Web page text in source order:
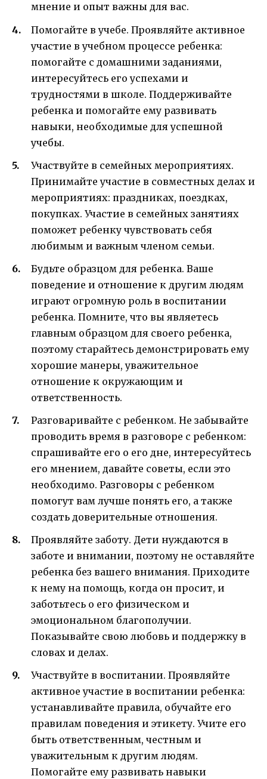
мнение и опыт важны для вас.
Помогайте в учебе. Проявляйте активное
участие в учебном процессе ребенка:
помогайте с домашними заданиями,
интересуйтесь его успехами и
трудностями в школе. Поддерживайте
ребенка и помогайте ему развивать
навыки, необходимые для успешной
учебы.
Участвуйте в семейных мероприятиях.
Принимайте участие в совместных делах и
мероприятиях: праздниках, поездках,
покупках. Участие в семейных занятиях
поможет ребенку чувствовать себя
любимым и важным членом семьи.
Будьте образцом для ребенка. Ваше
поведение и отношение к другим людям
играют огромную роль в воспитании
ребенка. Помните, что вы являетесь
главным образцом для своего ребенка,
поэтому старайтесь демонстрировать ему
хорошие манеры, уважительное
отношение к окружающим и
ответственность.
Разговаривайте с ребенком. Не забывайте
проводить время в разговоре с ребенком:
спрашивайте его о его дне, интересуйтесь
его мнением, давайте советы, если это
необходимо. Разговоры с ребенком
помогут вам лучше понять его, а также
создать доверительные отношения.
Проявляйте заботу. Дети нуждаются в
заботе и внимании, поэтому не оставляйте
ребенка без вашего внимания. Приходите
к нему на помощь, когда он просит, и
заботьтесь о его физическом и
эмоциональном благополучии.
Показывайте свою любовь и поддержку в
словах и делах.
Участвуйте в воспитании. Проявляйте
активное участие в воспитании ребенка:
устанавливайте правила, обучайте его
правилам поведения и этикету. Учите его
быть ответственным, честным и
уважительным к другим людям.
Помогайте ему развивать навыки